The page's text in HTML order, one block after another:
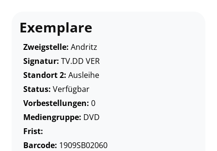
Exemplare
Zweigstelle: Andritz
Signatur: TV.DD VER
Standort 2: Ausleihe
Status: Verfügbar
Vorbestellungen: 0
Mediengruppe: DVD
Frist:
Barcode: 1909SB02060